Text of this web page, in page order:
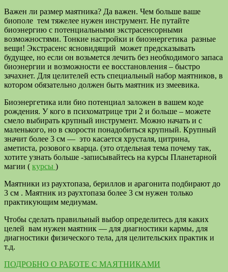
Важен ли размер маятника? Да важен. Чем больше ваше
биополе тем тяжелее нужен инструмент. Не путайте
биоэнергию с потенциальными экстрасенсорными
возможностями. Тонкие настройки и биоэнергетика разные
вещи! Экстрасенс ясновидящий может предсказывать
будущее, но если он возьмется лечить без необходимого запаса
биоэнергии и возможности ее восстановления – быстро
зачахнет. Для целителей есть специальный набор маятников, в
котором обязательно должен быть маятник из змеевика.
Биоэнергетика или био потенциал заложен в вашем коде
рождения. У кого в психоматрице три 2 и больше – можете
смело выбирать крупный инструмент. Можно начать и с
маленького, но в скорости понадобиться крупный. Крупный
значит более 3 см — это касается хрусталя, цитрина,
аметиста, розового кварца. (это отдельная тема почему так,
хотите узнать больше -записывайтесь на курсы Планетарной
магии ( курсы )
Маятники из раухтопаза, бериллов и арагонита подбирают до
3 см . Маятник из раухтопаза более 3 см нужен только
практикующим медиумам.
Чтобы сделать правильный выбор определитесь для каких
целей вам нужен маятник — для диагностики кармы, для
диагностики физического тела, для целительских практик и
т.д.
ПОДРОБНО О РАБОТЕ С МАЯТНИКАМИ